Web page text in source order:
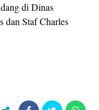
di Dinas
dan Staf Charles